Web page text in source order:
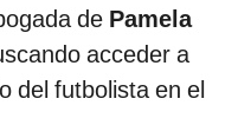
de Pamela
acceder a
del futbolista en el